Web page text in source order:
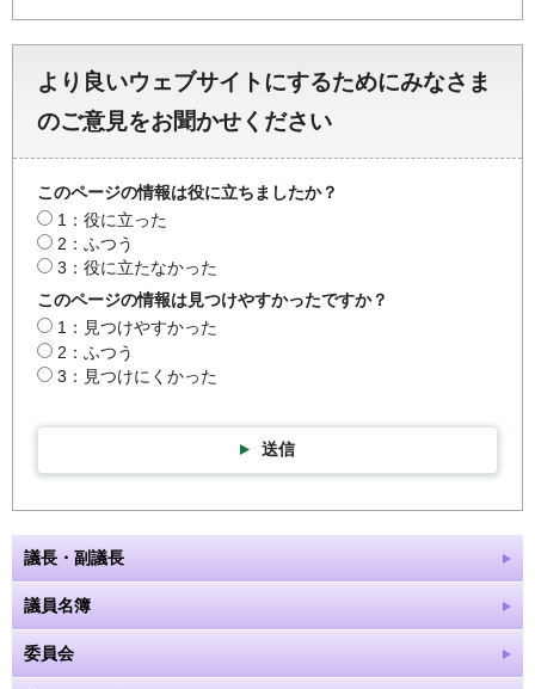
より良いウェブサイトにするためにみなさま
のご意見をお聞かせください
このページの情報は役に立ちましたか？
1：役に立った
2：ふつう
3：役に立たなかった
このページの情報は見つけやすかったですか？
1：見つけやすかった
2：ふつう
3：見つけにくかった
送信
議長・副議長
議員名簿
委員会